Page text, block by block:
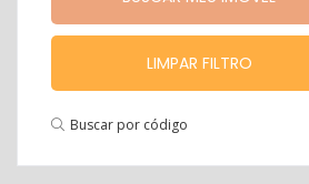
LIMPAR FILTRO
Buscar por código